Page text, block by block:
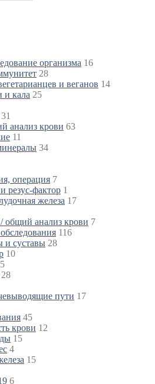
организма 16
28
и веганов 14
и кала 25
31
анализ крови 63
11
34
операция 7
резус-фактор 1
железа 17
общий анализ крови 7
116
суставы 28
10
28
пути 17
45
крови 12
15
4
15
6